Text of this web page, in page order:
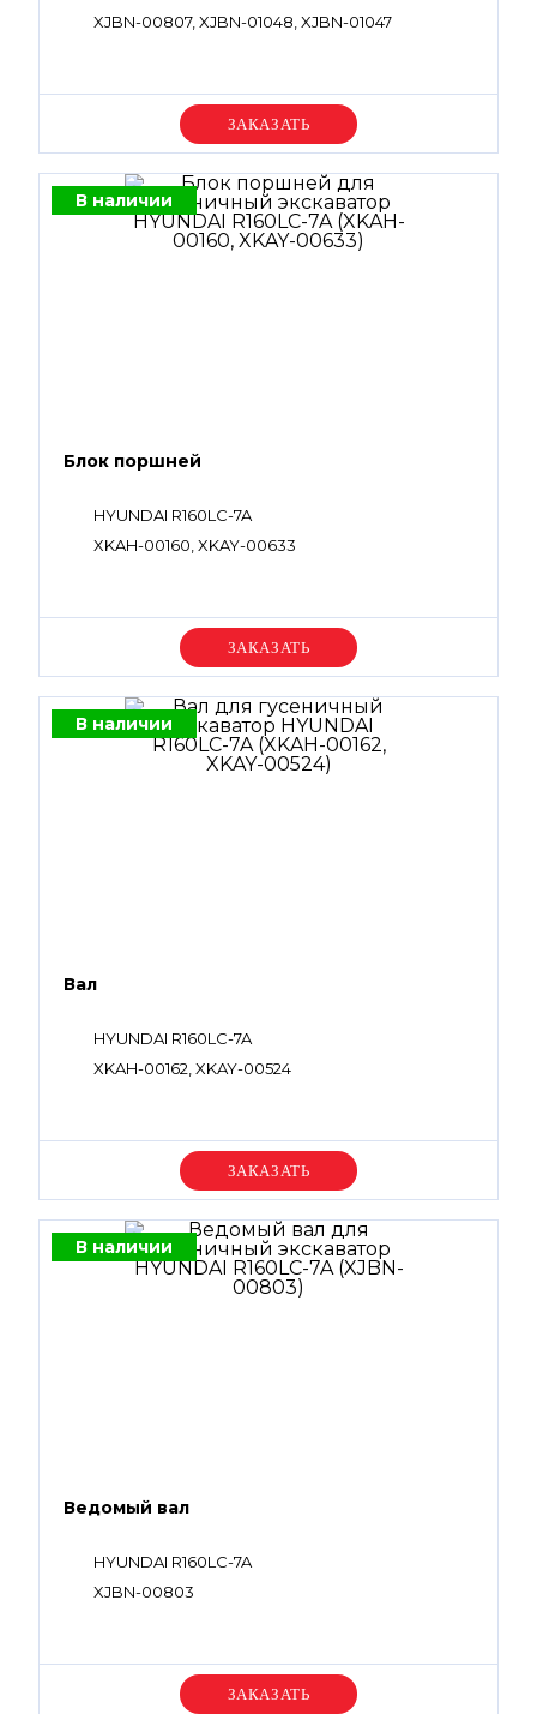
XJBN-00807, XJBN-01048, XJBN-01047
Уточняйте цену
В наличии
Блок поршней
HYUNDAI R160LC-7A
XKAH-00160, XKAY-00633
Уточняйте цену
В наличии
Вал
HYUNDAI R160LC-7A
XKAH-00162, XKAY-00524
Уточняйте цену
В наличии
Ведомый вал
HYUNDAI R160LC-7A
XJBN-00803
Уточняйте цену